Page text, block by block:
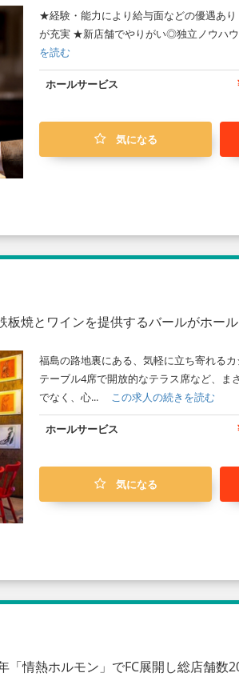
★経験・能力により給与面などの優遇あ
が充実 ★新店舗でやりがい◎独立ノウハ
を読む
ホールサービス
気になる
焼とワインを提供するバールがホー
福島の路地裏にある、気軽に立ち寄れる
テーブル4席で開放的なテラス席など、
でなく、心... この求人の続きを読む
ホールサービス
気になる
情熱ホルモン」でFC展開し総店舗数